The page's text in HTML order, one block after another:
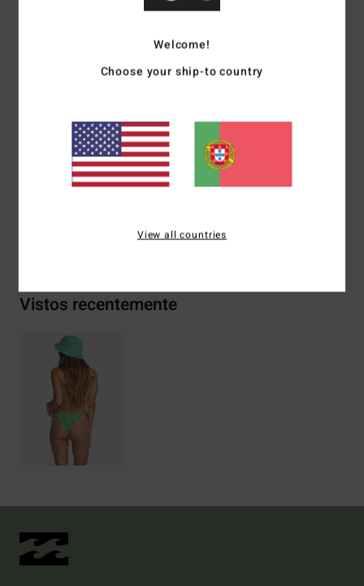
Recycled stretch peach
High Leg
Branding:Embroidered logo
Materiais78% Recycled Nylon 22% Elastane
Envio& Devoluciones
Vistos recentemente
Welcome!
Choose your ship-to country
View all countries